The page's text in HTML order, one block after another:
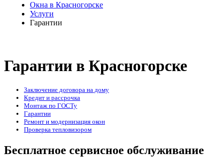
Окна в Красногорске
Услуги
Гарантии
Гарантии в Красногорске
Заключение договора на дому
Кредит и рассрочка
Монтаж по ГОСТу
Гарантии
Ремонт и модернизация окон
Проверка тепловизором
Бесплатное сервисное обслуживание